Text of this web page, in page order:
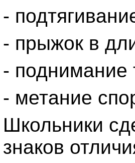
-
- прыжок в
- поднимание
- метание
Школьники
знаков